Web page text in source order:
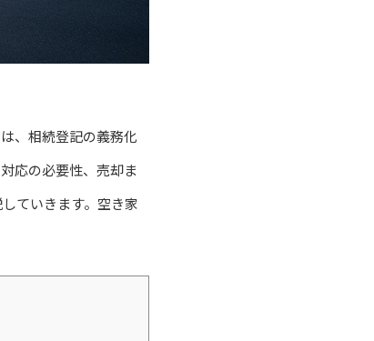
、相続登記の義務化
応の必要性、売却ま
ていきます。空き家